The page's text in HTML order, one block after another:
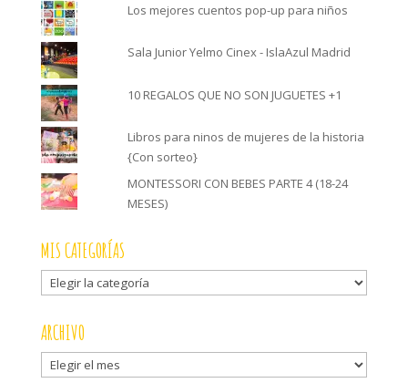
Los mejores cuentos pop-up para niños
Sala Junior Yelmo Cinex - IslaAzul Madrid
10 REGALOS QUE NO SON JUGUETES +1
Libros para ninos de mujeres de la historia
{Con sorteo}
MONTESSORI CON BEBES PARTE 4 (18-24
MESES)
MIS CATEGORÍAS
Mis
categorías
ARCHIVO
Archivo